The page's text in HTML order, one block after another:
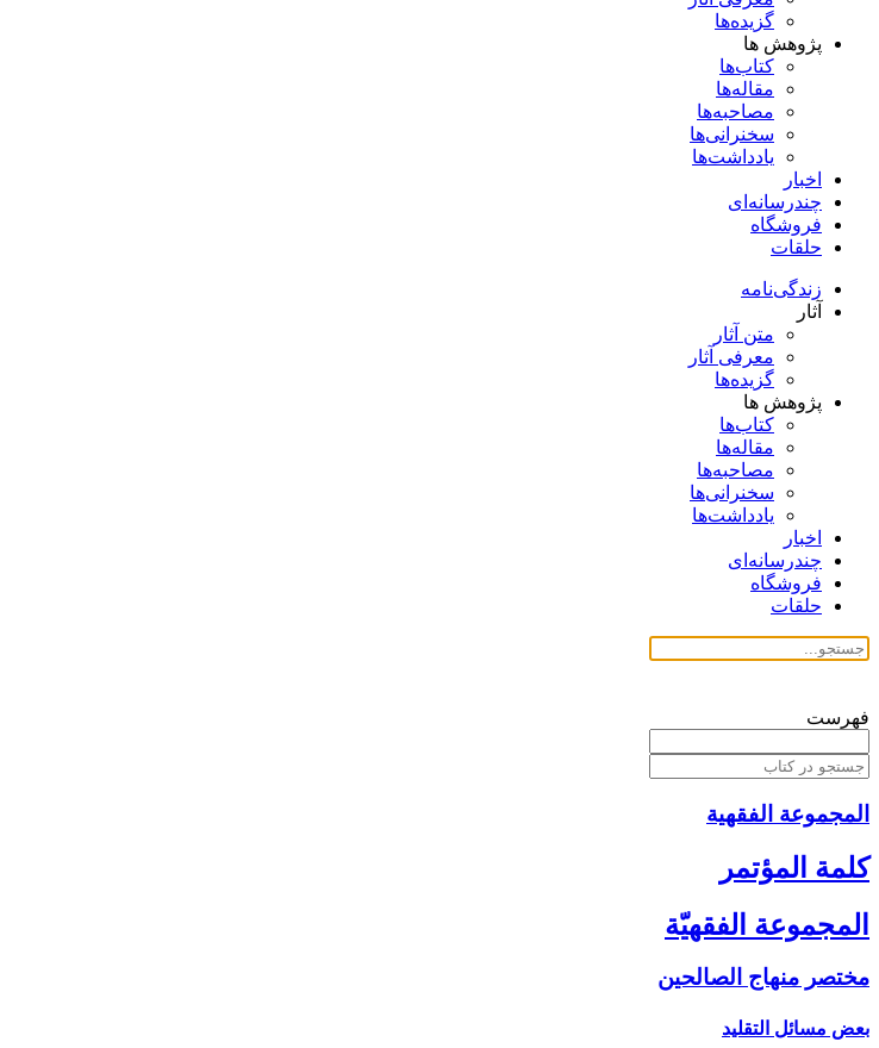
گزیده‌ها
پژوهش ها
کتاب‌ها
مقاله‌ها
مصاحبه‌ها
سخنرانی‌ها
یادداشت‌ها
اخبار
چندرسانه‌ای
فروشگاه
حلقات
زندگی‌نامه
آثار
متن آثار
معرفی آثار
گزیده‌ها
پژوهش ها
کتاب‌ها
مقاله‌ها
مصاحبه‌ها
سخنرانی‌ها
یادداشت‌ها
اخبار
چندرسانه‌ای
فروشگاه
حلقات
فهرست
المجموعة الفقهیة
كلمة المؤتمر
المجموعة الفقهيّة
مختصر منهاج الصالحين‏
بعض مسائل التقليد